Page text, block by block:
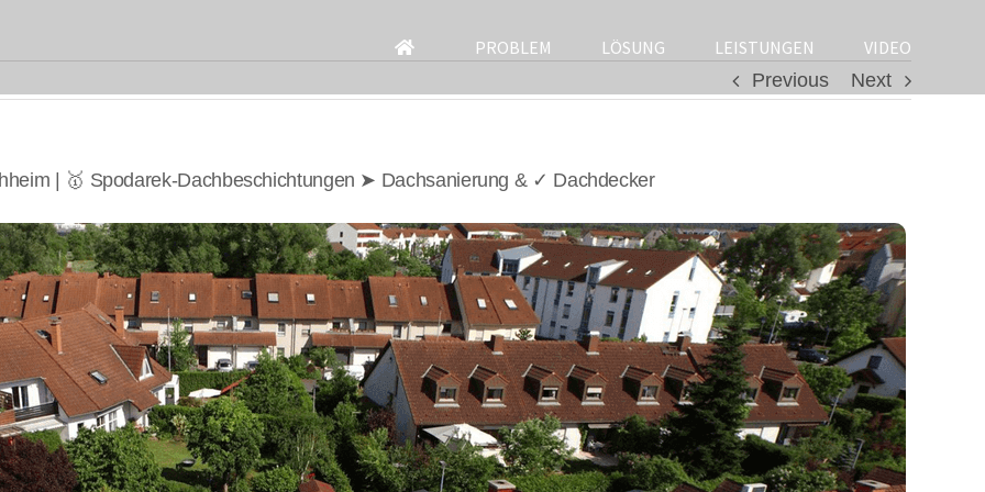
for:
PROBLEM LÖSUNG LEISTUNGEN
VIDEO
Previous
Next
| 🥇 Spodarek-Dachbeschichtungen ➤ Dachsanierung & ✓ Dachdecker